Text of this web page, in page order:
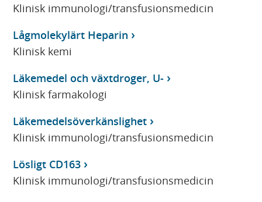
Klinisk immunologi/transfusionsmedicin
Lågmolekylärt Heparin
Klinisk kemi
Läkemedel och växtdroger, U-
Klinisk farmakologi
Läkemedelsöverkänslighet
Klinisk immunologi/transfusionsmedicin
Lösligt CD163
Klinisk immunologi/transfusionsmedicin